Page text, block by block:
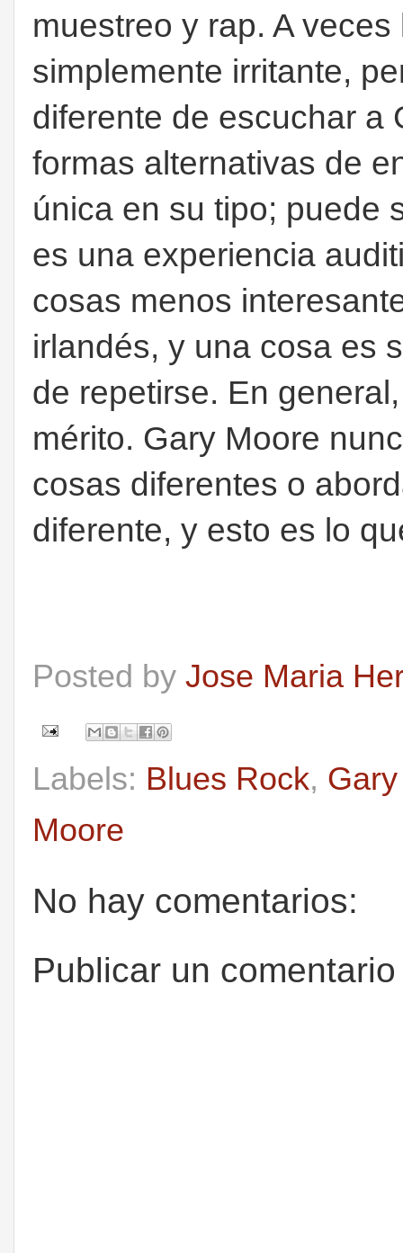
muestreo y rap. A
simplemente irritante,
diferente de escuchar a
formas alternativas de
única en su tipo; puede
es una experiencia
cosas menos
irlandés, y una cosa es
de repetirse. En
mérito. Gary Moore
cosas diferentes o
diferente, y esto es lo
Posted by Jose Maria
Labels: Blues Rock,
Moore
No hay comentarios:
Publicar un comentario